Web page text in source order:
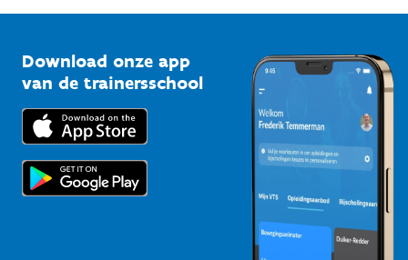
Bedrijven
Trainers en begeleiders
Topsporters
Vlaamse Trainersschool
Kennisplatform
Downloads
Voor de pers
Download onze app
van de trainersschool